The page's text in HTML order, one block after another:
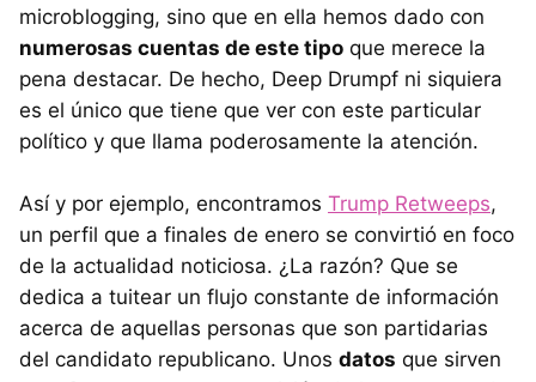
microblogging, sino que en ella hemos dado con
numerosas cuentas de este tipo que merece la
pena destacar. De hecho, Deep Drumpf ni siquiera
es el único que tiene que ver con este particular
político y que llama poderosamente la atención.
Así y por ejemplo, encontramos Trump Retweeps,
un perfil que a finales de enero se convirtió en foco
de la actualidad noticiosa. ¿La razón? Que se
dedica a tuitear un flujo constante de información
acerca de aquellas personas que son partidarias
del candidato republicano. Unos datos que sirven